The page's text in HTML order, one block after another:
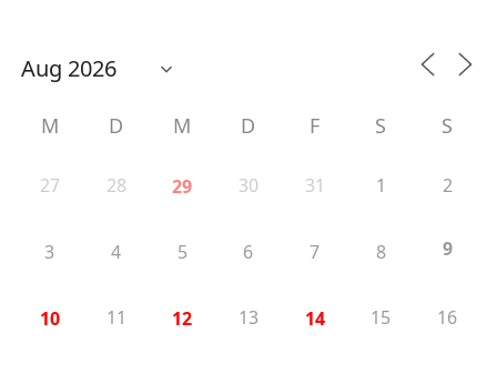
M D M D F S S
27 28 29 30 31 1 2
3 4 5 6 7 8 9
10 11 12 13 14 15 16